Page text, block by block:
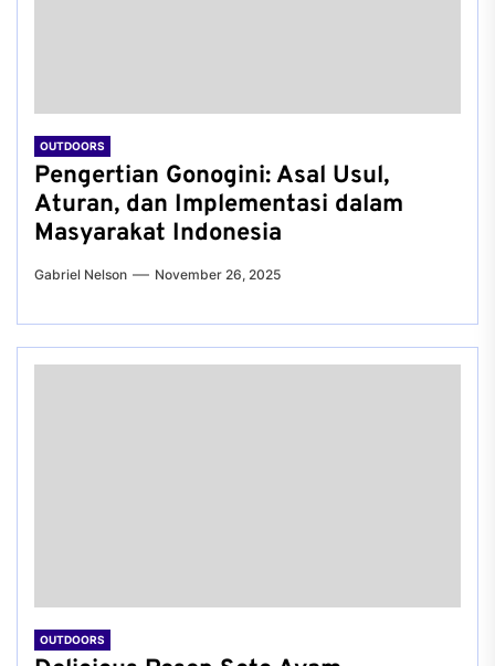
OUTDOORS
Pengertian Gonogini: Asal Usul,
Aturan, dan Implementasi dalam
Masyarakat Indonesia
Gabriel Nelson November 26, 2025
OUTDOORS